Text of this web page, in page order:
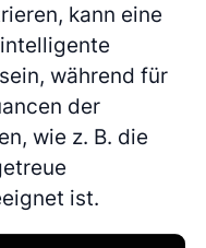
kann eine
während für
der
wie z. B. die
ist.